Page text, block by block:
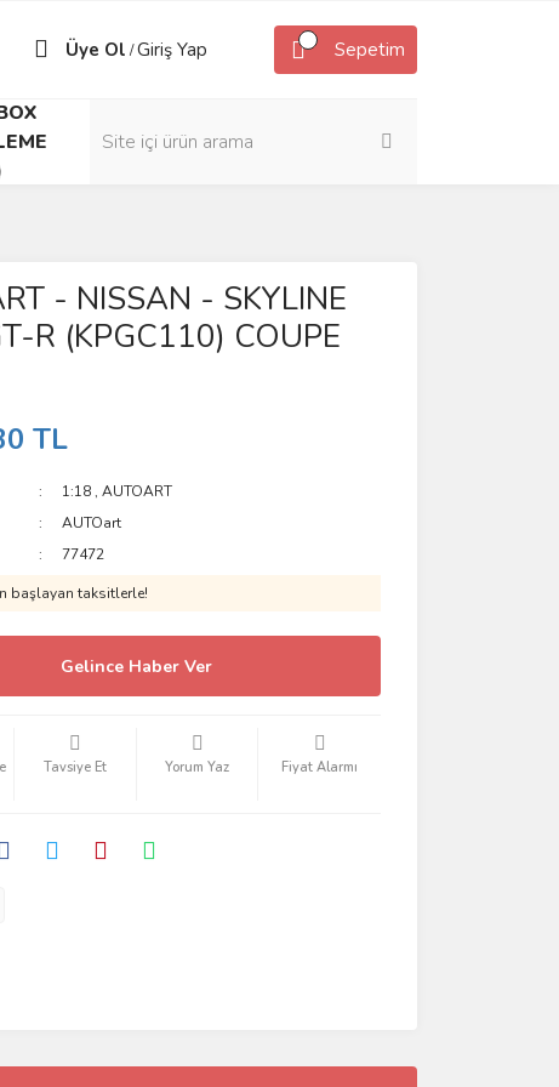
Üye Ol /Giriş Yap Sepetim
- NISSAN - SKYLINE
R (KPGC110) COUPE
TL
1:18 ,AUTOART
AUTOart
77472
başlayan taksitlerle!
Gelince Haber Ver
Tavsiye Et Yorum Yaz Fiyat Alarmı